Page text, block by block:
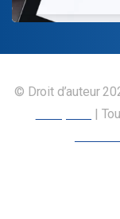
© Droit d’auteur
|